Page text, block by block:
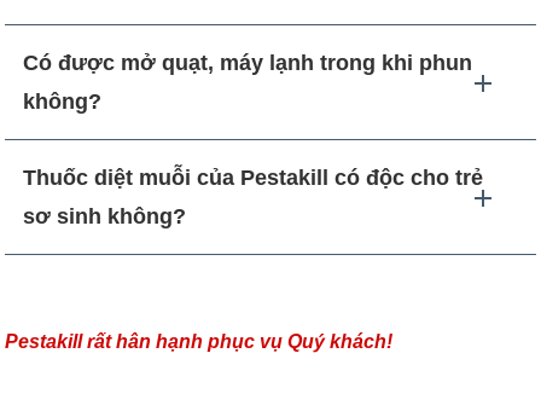
Có được mở quạt, máy lạnh trong khi phun
không?
Thuốc diệt muỗi của Pestakill có độc cho trẻ
sơ sinh không?
Pestakill rất hân hạnh phục vụ Quý khách!